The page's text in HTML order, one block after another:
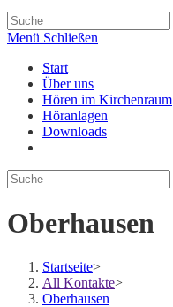
umschalten
Menü Schließen
Start
Über uns
Hören im Kirchenraum
Höranlagen
Downloads
umschalten
Oberhausen
Startseite>
All Kontakte>
Oberhausen